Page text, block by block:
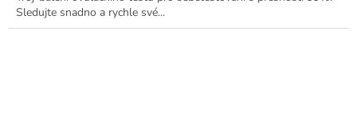
Sledujte snadno a rychle své...